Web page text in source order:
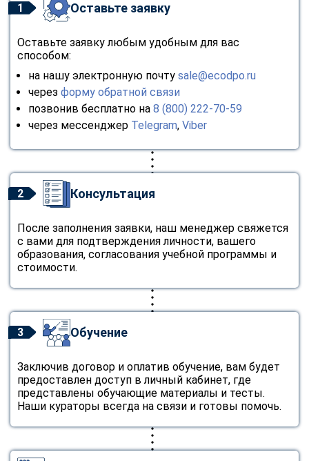
1 Оставьте заявку
Оставьте заявку любым удобным для вас
способом:
на нашу электронную почту sale@ecodpo.ru
через форму обратной связи
позвонив бесплатно на 8 (800) 222-70-59
через мессенджер Telegram, Viber
2 Консультация
После заполнения заявки, наш менеджер свяжется
с вами для подтверждения личности, вашего
образования, согласования учебной программы и
стоимости.
3 Обучение
Заключив договор и оплатив обучение, вам будет
предоставлен доступ в личный кабинет, где
представлены обучающие материалы и тесты.
Наши кураторы всегда на связи и готовы помочь.